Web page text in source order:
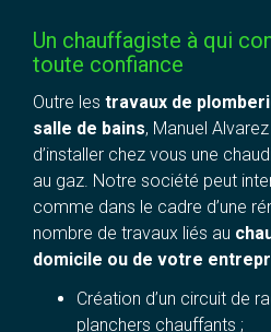
Un chauffagiste à qui
toute confiance
Outre les travaux de
salle de bains, Manuel
d’installer chez vous une
au gaz. Notre société peut
comme dans le cadre d’une
nombre de travaux liés au
domicile ou de votre
Création d’un circuit de
planchers chauffants ;